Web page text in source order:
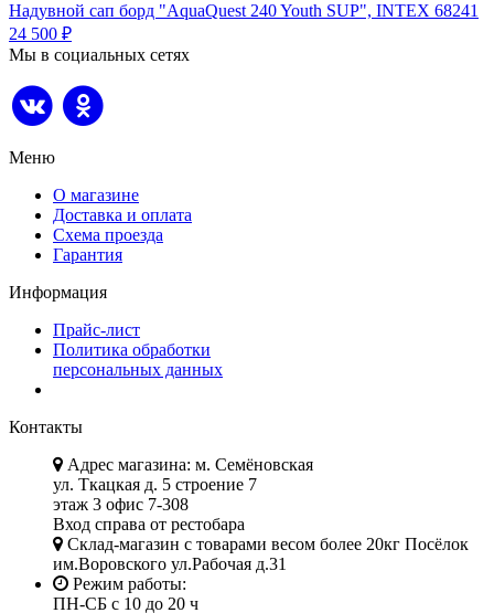
Надувной сап борд "AquaQuest 240 Youth SUP", INTEX 68241
24 500 ₽
Мы в социальных сетях
Меню
О магазине
Доставка и оплата
Схема проезда
Гарантия
Информация
Прайс-лист
Политика обработки
персональных данных
Контакты
Адрес магазина: м. Семёновская
ул. Ткацкая д. 5 строение 7
этаж 3 офис 7-308
Вход справа от рестобара
Склад-магазин с товарами весом более 20кг Посёлок
им.Воровского ул.Рабочая д.31
Режим работы:
ПН-СБ с 10 до 20 ч